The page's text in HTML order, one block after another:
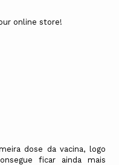
online store!
dose da vacina, logo
ficar ainda mais